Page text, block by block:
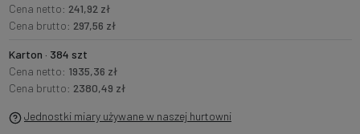
Cena netto: 241,92 zł
Cena brutto: 297,56 zł
Karton · 384 szt
Cena netto: 1935,36 zł
Cena brutto: 2380,49 zł
Jednostki miary używane w naszej hurtowni